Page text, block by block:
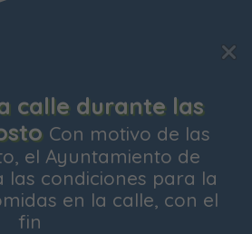
de la Contribución
abierto el plazo para
del Impuesto de
para el próximo
propietarias de su
habitual